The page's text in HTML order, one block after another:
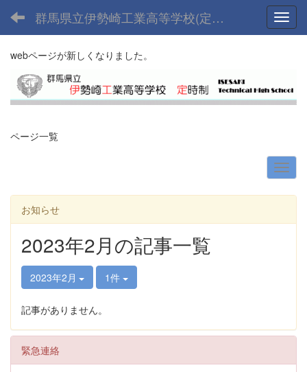
群馬県立伊勢崎工業高等学校(定時制課程)
webページが新しくなりました。
ページ一覧
お知らせ
2023年2月の記事一覧
2023年2月 1件
記事がありません。
緊急連絡